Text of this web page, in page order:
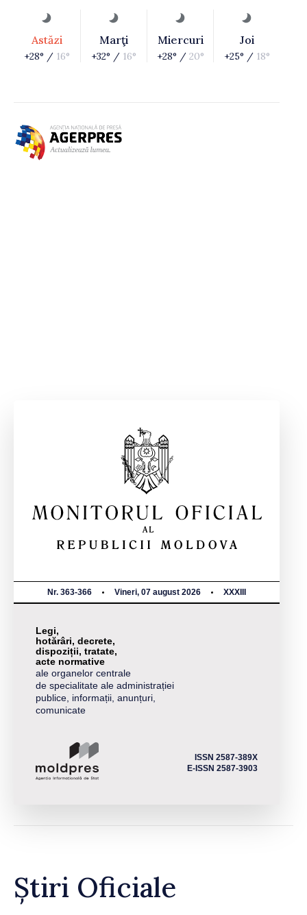
Astăzi
+28° / 16°
Marţi
+32° / 16°
Miercuri
+28° / 20°
Joi
+25° / 18°
Nr. 363-366 Vineri, 07 august 2026 XXXIII
Legi,
hotărâri, decrete,
dispoziții, tratate,
acte normative
ale organelor centrale
de specialitate ale administrației
publice, informații, anunțuri,
comunicate
ISSN 2587-389X
E-ISSN 2587-3903
Știri Oficiale